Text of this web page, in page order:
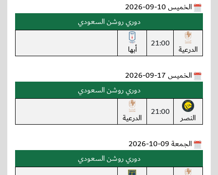
الخميس 10-09-2026
دوري روشن السعودي
الدرعية 21:00 أبها
الخميس 17-09-2026
دوري روشن السعودي
النصر 21:00 الدرعية
الجمعة 09-10-2026
دوري روشن السعودي